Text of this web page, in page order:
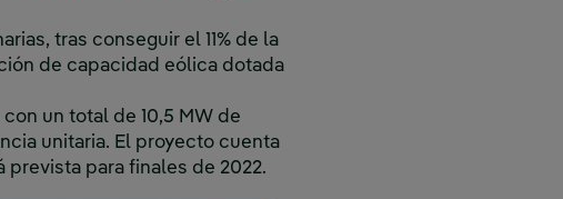
tras conseguir el 11% de la
de capacidad eólica dotada
un total de 10,5 MW de
unitaria. El proyecto cuenta
para finales de 2022.